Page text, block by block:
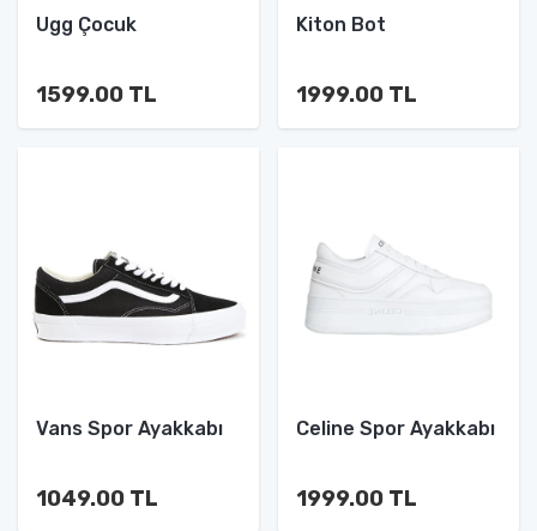
Ugg Çocuk
1599.00 TL
Kiton Bot
1999.00 TL
Vans Spor Ayakkabı
1049.00 TL
Celine Spor Ayakkabı
1999.00 TL